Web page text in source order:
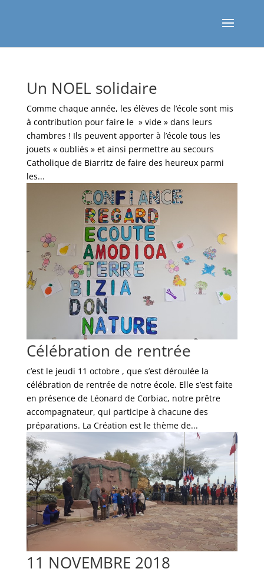
Un NOEL solidaire
Comme chaque année, les élèves de l’école sont mis
à contribution pour faire le » vide » dans leurs
chambres ! Ils peuvent apporter à l’école tous les
jouets « oubliés » et ainsi permettre au secours
Catholique de Biarritz de faire des heureux parmi
les...
Célébration de rentrée
c’est le jeudi 11 octobre , que s’est déroulée la
célébration de rentrée de notre école. Elle s’est faite
en présence de Léonard de Corbiac, notre prêtre
accompagnateur, qui participe à chacune des
préparations. La Création est le thème de...
11 NOVEMBRE 2018